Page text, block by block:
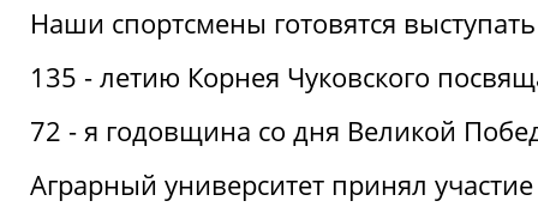
Наши спортсмены готовятся
135 - летию Корнея Чуковского
72 - я годовщина со дня Великой
Аграрный университет принял